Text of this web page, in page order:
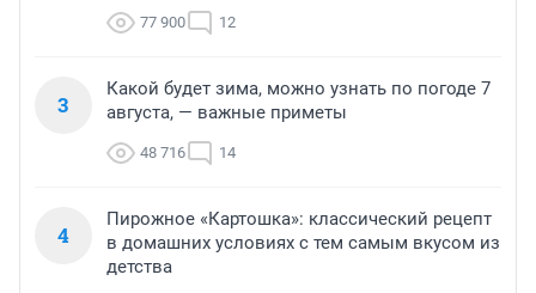
77 900 12
3
Какой будет зима, можно узнать по погоде 7
августа, — важные приметы
48 716 14
4
Пирожное «Картошка»: классический рецепт
в домашних условиях с тем самым вкусом из
детства